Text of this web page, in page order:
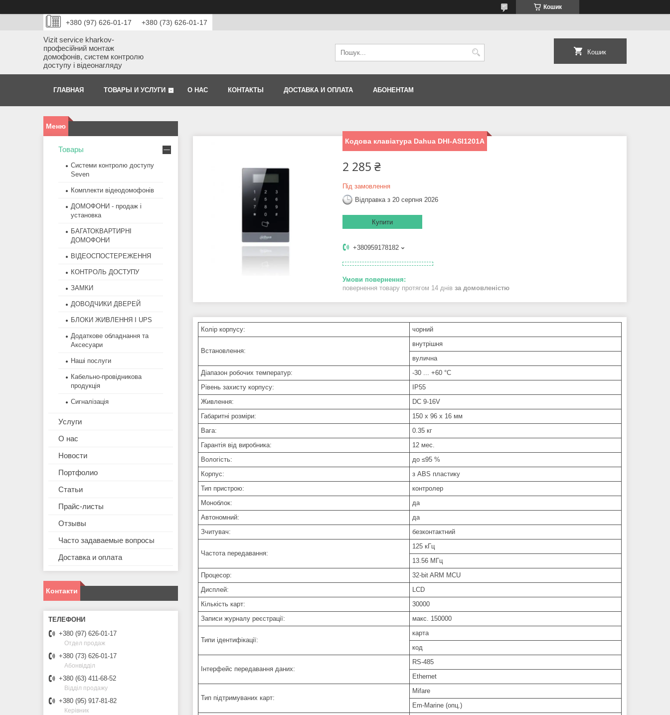
Кошик
+380 (97) 626-01-17 +380 (73) 626-01-17
Vizit service kharkov-
професійний монтаж
домофонів, систем контролю
доступу і відеонагляду
Кошик
ГЛАВНАЯ ТОВАРЫ И УСЛУГИ О НАС КОНТАКТЫ ДОСТАВКА И ОПЛАТА АБОНЕНТАМ
Кодова клавіатура Dahua DHI-ASI1201A
2 285 ₴
Під замовлення
Відправка з 20 серпня 2026
Купити
+380959178182
повернення товару протягом 14 днів за домовленістю
Колір корпусу: чорний
Встановлення:
внутрішня
вулична
Діапазон робочих температур:
-30 ... +60 °C
Рівень захисту корпусу:
IP55
Живлення:
DC 9-16V
Габаритні розміри:
150 x 96 x 16 мм
Вага:
0.35 кг
Гарантія від виробника:
12 мес.
Вологість:
до ≤95 %
Корпус:
з ABS пластику
Тип пристрою:
контролер
Моноблок:
да
Автономний:
да
Зчитувач:
безконтактний
Частота передавання:
125 кГц
13.56 МГц
Процесор:
32-bit ARM MCU
Дисплей:
LCD
Кількість карт:
30000
Записи журналу реєстрації:
макс. 150000
Типи ідентифікації:
карта
код
Інтерфейс передавання даних:
RS-485
Ethernet
Тип підтримуваних карт:
Mifare
Em-Marine (опц.)
Товары
Системи контролю доступу
Seven
Комплекти відеодомофонів
ДОМОФОНИ - продаж і
установка
БАГАТОКВАРТИРНІ
ДОМОФОНИ
ВІДЕОСПОСТЕРЕЖЕННЯ
КОНТРОЛЬ ДОСТУПУ
ЗАМКИ
ДОВОДЧИКИ ДВЕРЕЙ
БЛОКИ ЖИВЛЕННЯ І UPS
Додаткове обладнання та
Аксесуари
Наші послуги
Кабельно-провідникова
продукція
Сигналізація
Услуги
О нас
Новости
Портфолио
Статьи
Прайс-листы
Отзывы
Часто задаваемые вопросы
Доставка и оплата
Контакти
+380 (97) 626-01-17
Отдел продаж
+380 (73) 626-01-17
Абонвідділ
+380 (63) 411-68-52
Відділ продажу
+380 (95) 917-81-82
Керівник